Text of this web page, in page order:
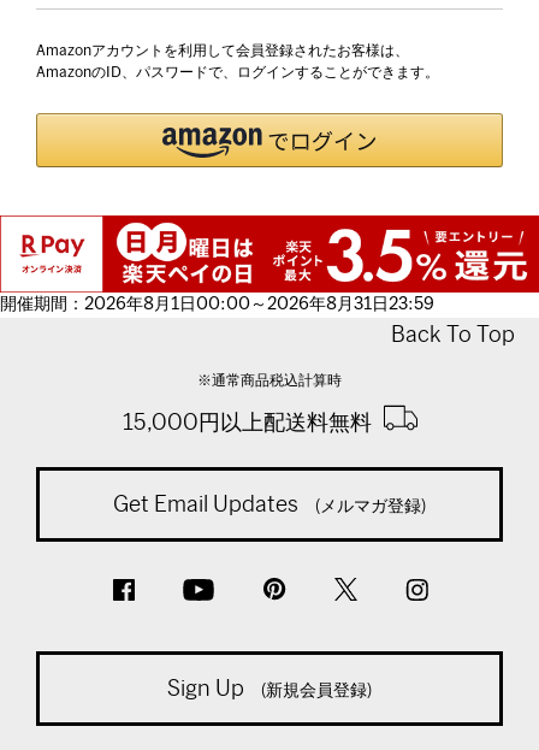
Amazonアカウントを利用して会員登録されたお客様は、
AmazonのID、パスワードで、ログインすることができます。
開催期間：2026年8月1日00:00～2026年8月31日23:59
Back To Top
※通常商品税込計算時
15,000円以上配送料無料
Get Email Updates (メルマガ登録)
Sign Up (新規会員登録)